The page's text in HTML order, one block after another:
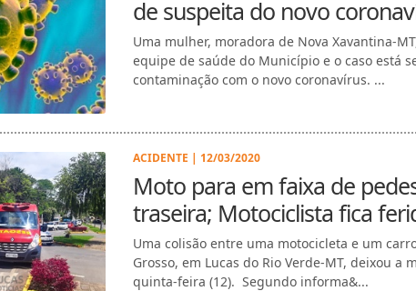
de suspeita do novo
Uma mulher, moradora de Nova Xavantina-
equipe de saúde do Município e o caso está
contaminação com o novo coronavírus. ...
ACIDENTE | 12/03/2020
Moto para em faixa de
traseira; Motociclista fica
Uma colisão entre uma motocicleta e um
Grosso, em Lucas do Rio Verde-MT, deixou
quinta-feira (12). Segundo informa&...